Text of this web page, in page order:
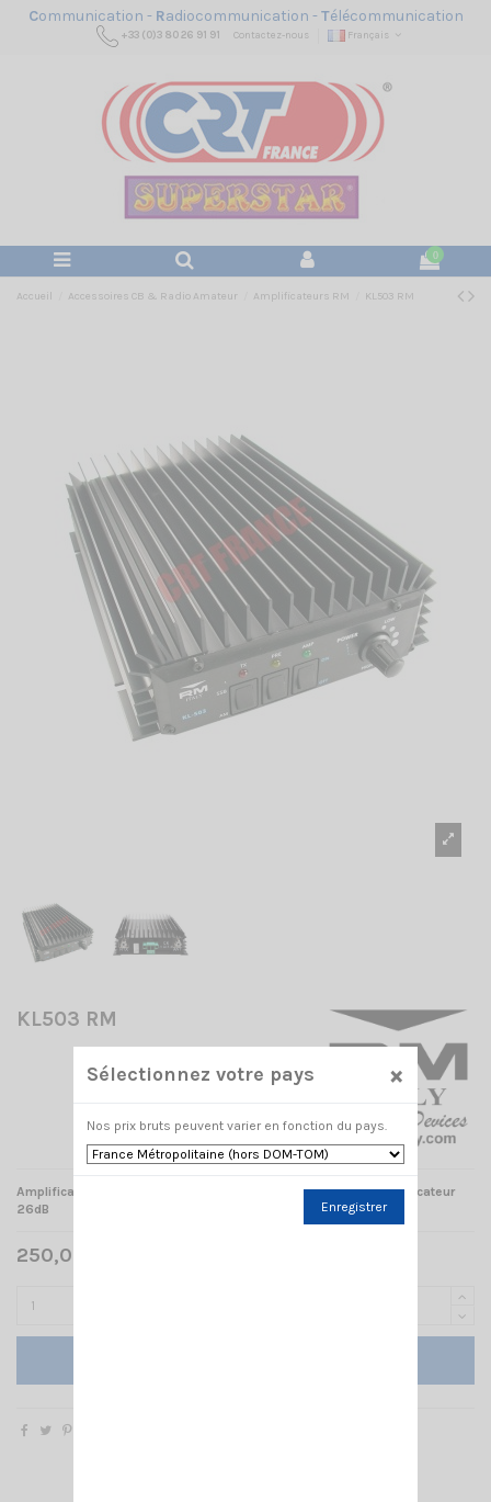
Communication - Radiocommunication -Télécommunication
+33 (0)3 80 26 91 91 Contactez-nous Français
0
Accueil Accessoires CB & Radio Amateur Amplificateurs RM KL503 RM
KL503 RM
Amplificateur 25-30MHz / AM-FM-SSB / 300W / 12V+ préamplificateur
26dB
250,00 € TTC
Sélectionnez votre pays ×
Nos prix bruts peuvent varier en fonction du pays.
Enregistrer